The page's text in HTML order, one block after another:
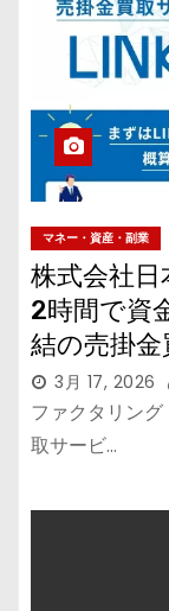
マネー・資産・副業
株式会社
2時間で資
結の売掛金
3月 17, 2026
ファクタリン
取サービ…